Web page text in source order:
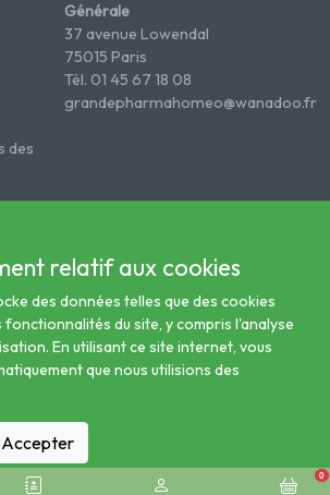
des
Générale
37 avenue Lowendal
75015 Paris
Tél. 01 45 67 18 08
grandepharmahomeo@wanadoo.fr
réservés Pharmacie Homéopathie
0
relatif aux cookies
des données telles que des cookies
du site, y compris l'analyse
En utilisant ce site internet, vous
que nous utilisions des
Accepter